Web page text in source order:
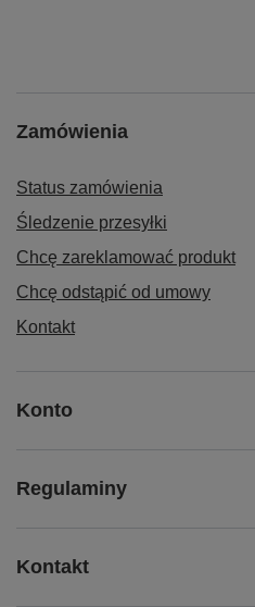
Zamówienia
Status zamówienia
Śledzenie przesyłki
Chcę zareklamować produkt
Chcę odstąpić od umowy
Kontakt
Konto
Regulaminy
Kontakt